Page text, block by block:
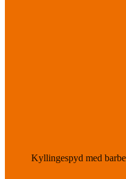
Kyllingespyd med